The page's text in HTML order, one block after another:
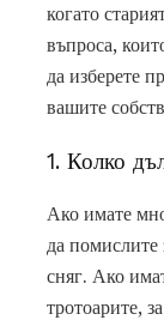
когато
въпроса,
да изберете
вашите
1. Колко
Ако имате
да
сняг. Ако
тротоарите,